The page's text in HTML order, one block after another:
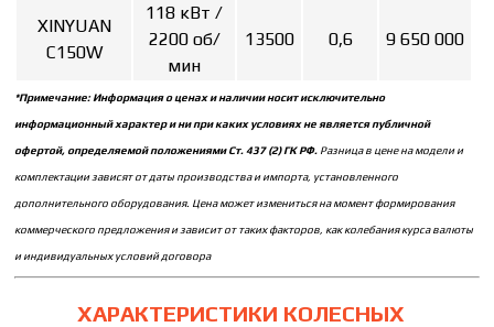
XINYUAN
C150W
118 кВт /
2200 об/
мин
13500 0,6 9 650 000
*Примечание: Информация о ценах и наличии носит исключительно
информационный характер и ни при каких условиях не является публичной
офертой, определяемой положениями Ст. 437 (2) ГК РФ. Разница в цене на модели и
комплектации зависят от даты производства и импорта, установленного
дополнительного оборудования. Цена может измениться на момент формирования
коммерческого предложения и зависит от таких факторов, как колебания курса валюты
и индивидуальных условий договора
ХАРАКТЕРИСТИКИ КОЛЕСНЫХ